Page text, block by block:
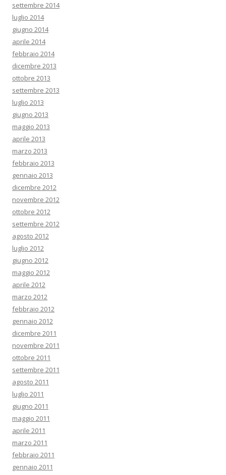
settembre 2014
luglio 2014
giugno 2014
aprile 2014
febbraio 2014
dicembre 2013
ottobre 2013
settembre 2013
luglio 2013
giugno 2013
maggio 2013
aprile 2013
marzo 2013
febbraio 2013
gennaio 2013
dicembre 2012
novembre 2012
ottobre 2012
settembre 2012
agosto 2012
luglio 2012
giugno 2012
maggio 2012
aprile 2012
marzo 2012
febbraio 2012
gennaio 2012
dicembre 2011
novembre 2011
ottobre 2011
settembre 2011
agosto 2011
luglio 2011
giugno 2011
maggio 2011
aprile 2011
marzo 2011
febbraio 2011
gennaio 2011